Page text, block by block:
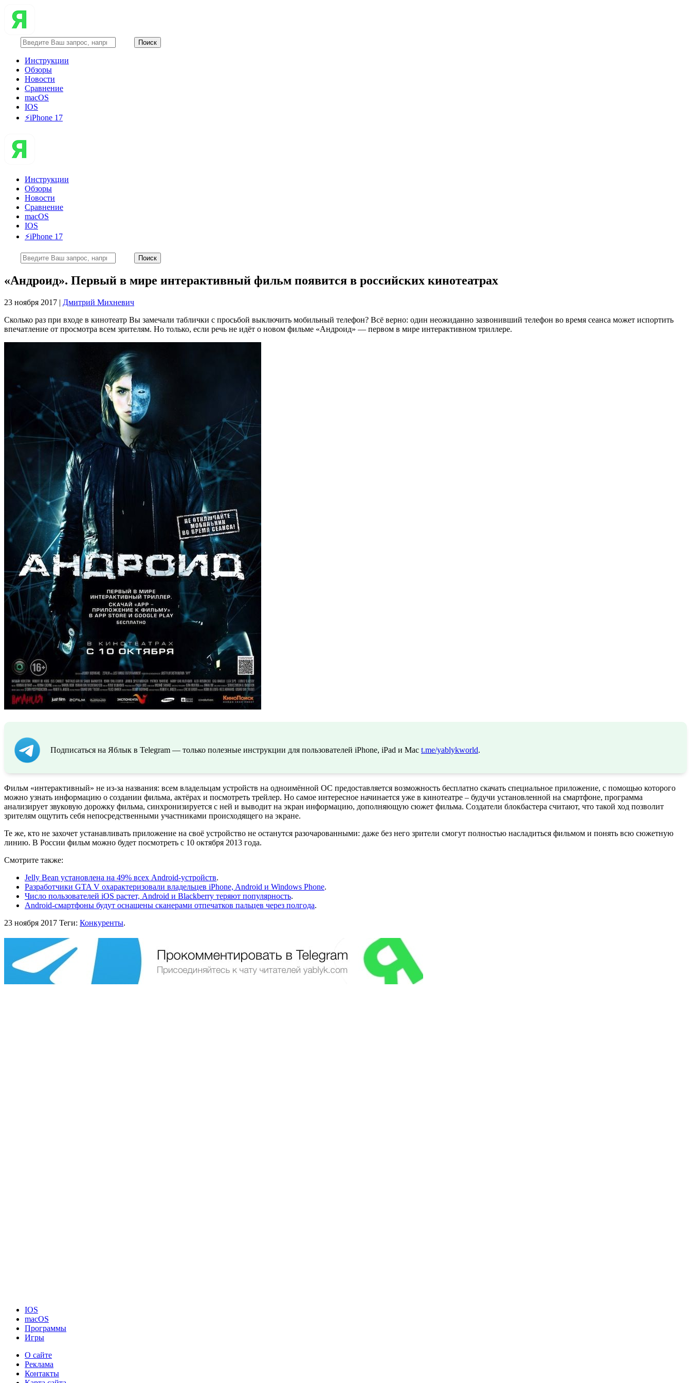
Инструкции
Обзоры
Новости
Сравнение
macOS
IOS
⚡️iPhone 17
Инструкции
Обзоры
Новости
Сравнение
macOS
IOS
⚡️iPhone 17
«Андроид». Первый в мире интерактивный фильм появится в российских кинотеатрах
23 ноября 2017 | Дмитрий Михневич
Сколько раз при входе в кинотеатр Вы замечали таблички с просьбой выключить мобильный телефон? Всё верно: один неожиданно зазвонивший телефон во время сеанса может испортить
впечатление от просмотра всем зрителям. Но только, если речь не идёт о новом фильме «Андроид» — первом в мире интерактивном триллере.
Подписаться на Яблык в Telegram — только полезные инструкции для пользователей iPhone, iPad и Mac t.me/yablykworld.
Фильм «интерактивный» не из-за названия: всем владельцам устройств на одноимённой ОС предоставляется возможность бесплатно скачать специальное приложение, с помощью которого
можно узнать информацию о создании фильма, актёрах и посмотреть трейлер. Но самое интересное начинается уже в кинотеатре – будучи установленной на смартфоне, программа
анализирует звуковую дорожку фильма, синхронизируется с ней и выводит на экран информацию, дополняющую сюжет фильма. Создатели блокбастера считают, что такой ход позволит
зрителям ощутить себя непосредственными участниками происходящего на экране.
Те же, кто не захочет устанавливать приложение на своё устройство не останутся разочарованными: даже без него зрители смогут полностью насладиться фильмом и понять всю сюжетную
линию. В России фильм можно будет посмотреть с 10 октября 2013 года.
Смотрите также:
Jelly Bean установлена на 49% всех Android-устройств.
Разработчики GTA V охарактеризовали владельцев iPhone, Android и Windows Phone.
Число пользователей iOS растет, Android и Blackberry теряют популярность.
Android-смартфоны будут оснащены сканерами отпечатков пальцев через полгода.
23 ноября 2017 Теги: Конкуренты.
IOS
macOS
Программы
Игры
О сайте
Реклама
Контакты